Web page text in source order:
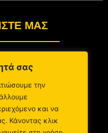
σας
την
και να
Κάνοντας κλικ
ΜΑΣ